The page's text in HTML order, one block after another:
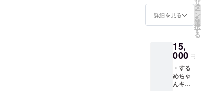
7月29日
の初上
映に間
発送い
たしま
す。チ
ケット
以外は
プロ
セージ
カー
全国共
通鑑賞
券１枚
2023年
日〜 関
西上映
を皮切
りに全
国上映
予定
詳細を見る
リ
タ
ー
ン
を
選
択
す
る
15,
000 円
・する
めちゃ
んキー